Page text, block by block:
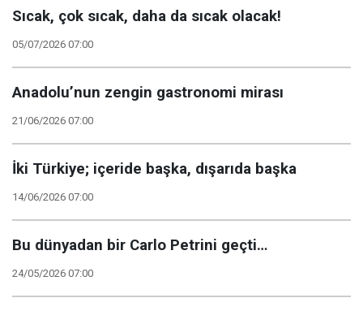
Sıcak, çok sıcak, daha da sıcak olacak!
05/07/2026 07:00
Anadolu’nun zengin gastronomi mirası
21/06/2026 07:00
İki Türkiye; içeride başka, dışarıda başka
14/06/2026 07:00
Bu dünyadan bir Carlo Petrini geçti…
24/05/2026 07:00